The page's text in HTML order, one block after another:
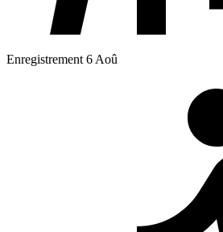
Enregistrement 6 Aoû